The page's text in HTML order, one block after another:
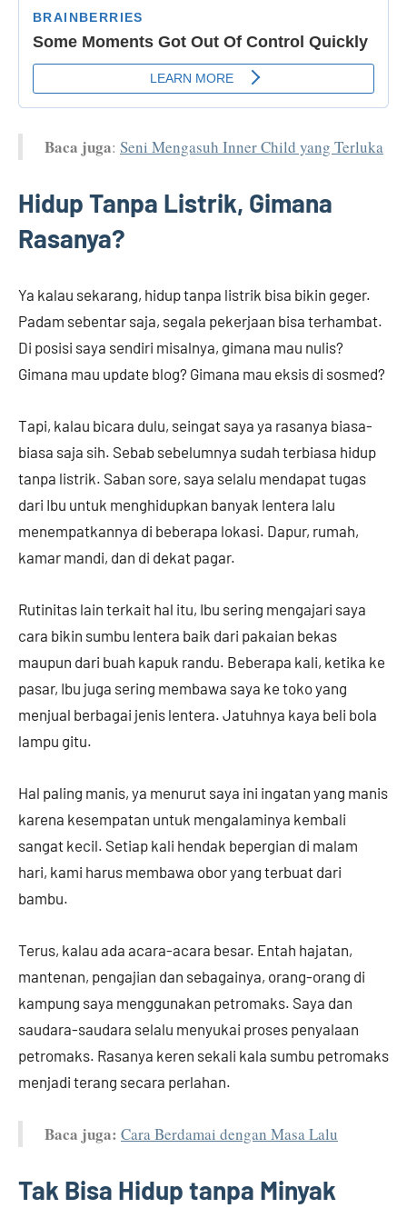
Baca juga: Seni Mengasuh Inner Child yang Terluka
Hidup Tanpa Listrik, Gimana
Rasanya?
Ya kalau sekarang, hidup tanpa listrik bisa bikin geger.
Padam sebentar saja, segala pekerjaan bisa terhambat.
Di posisi saya sendiri misalnya, gimana mau nulis?
Gimana mau update blog? Gimana mau eksis di sosmed?
Tapi, kalau bicara dulu, seingat saya ya rasanya biasa-
biasa saja sih. Sebab sebelumnya sudah terbiasa hidup
tanpa listrik. Saban sore, saya selalu mendapat tugas
dari Ibu untuk menghidupkan banyak lentera lalu
menempatkannya di beberapa lokasi. Dapur, rumah,
kamar mandi, dan di dekat pagar.
Rutinitas lain terkait hal itu, Ibu sering mengajari saya
cara bikin sumbu lentera baik dari pakaian bekas
maupun dari buah kapuk randu. Beberapa kali, ketika ke
pasar, Ibu juga sering membawa saya ke toko yang
menjual berbagai jenis lentera. Jatuhnya kaya beli bola
lampu gitu.
Hal paling manis, ya menurut saya ini ingatan yang manis
karena kesempatan untuk mengalaminya kembali
sangat kecil. Setiap kali hendak bepergian di malam
hari, kami harus membawa obor yang terbuat dari
bambu.
Terus, kalau ada acara-acara besar. Entah hajatan,
mantenan, pengajian dan sebagainya, orang-orang di
kampung saya menggunakan petromaks. Saya dan
saudara-saudara selalu menyukai proses penyalaan
petromaks. Rasanya keren sekali kala sumbu petromaks
menjadi terang secara perlahan.
Baca juga: Cara Berdamai dengan Masa Lalu
Tak Bisa Hidup tanpa Minyak